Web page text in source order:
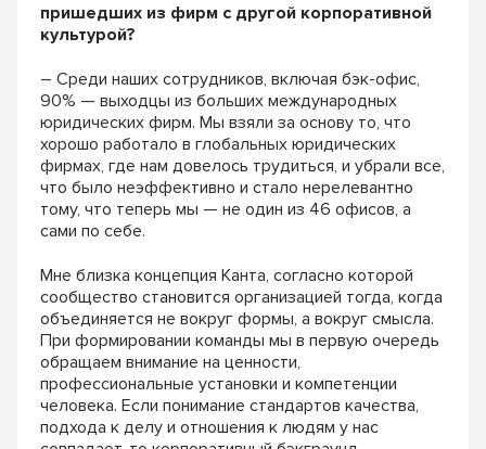
пришедших из фирм с другой корпоративной
культурой?
– Среди наших сотрудников, включая бэк-офис,
90% — выходцы из больших международных
юридических фирм. Мы взяли за основу то, что
хорошо работало в глобальных юридических
фирмах, где нам довелось трудиться, и убрали все,
что было неэффективно и стало нерелевантно
тому, что теперь мы — не один из 46 офисов, а
сами по себе.
Мне близка концепция Канта, согласно которой
сообщество становится организацией тогда, когда
объединяется не вокруг формы, а вокруг смысла.
При формировании команды мы в первую очередь
обращаем внимание на ценности,
профессиональные установки и компетенции
человека. Если понимание стандартов качества,
подхода к делу и отношения к людям у нас